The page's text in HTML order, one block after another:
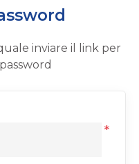
inviare il link per
*